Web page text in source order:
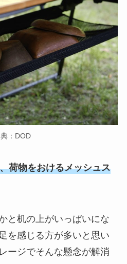
：DOD
荷物をおけるメッシュス
と机の上がいっぱいにな
を感じる方が多いと思い
ージでそんな懸念が解消